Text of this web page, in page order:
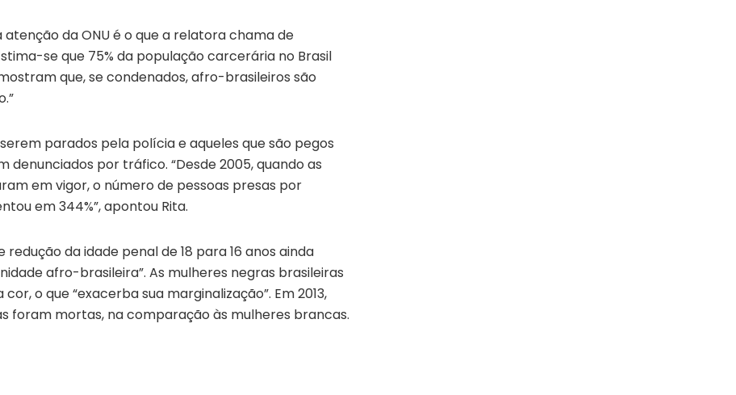
atenção da ONU é o que a relatora chama de
se que 75% da população carcerária no Brasil
que, se condenados, afro-brasileiros são
parados pela polícia e aqueles que são pegos
por tráfico. “Desde 2005, quando as
em vigor, o número de pessoas presas por
em 344%”, apontou Rita.
da idade penal de 18 para 16 anos ainda
afro-brasileira”. As mulheres negras brasileiras
o que “exacerba sua marginalização”. Em 2013,
foram mortas, na comparação às mulheres brancas.